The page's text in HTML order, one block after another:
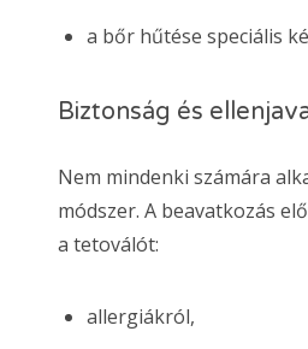
a bőr hűtése speciális
Biztonság és
Nem mindenki számára
módszer. A beavatkozás
a tetoválót:
allergiákról,